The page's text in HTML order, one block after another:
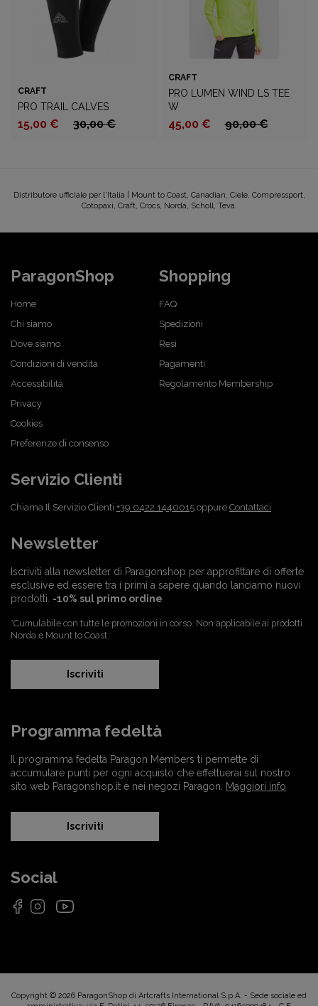
CRAFT
PRO TRAIL CALVES
15,00 € 30,00 €
CRAFT
PRO LUMEN WIND LS TEE
W
45,00 € 90,00 €
Distributore ufficiale per l'Italia | Mount to Coast, Canadian, Ciele, Compressport,
Cotopaxi, Craft, Crocs, Norda, Scholl, Teva.
ParagonShop
Home
Chi siamo
Dove siamo
Condizioni di vendita
Accessibilità
Privacy
Cookies
Preferenze di consenso
Shopping
FAQ
Spedizioni
Resi
Pagamenti
Regolamento Membership
Servizio Clienti
Chiama Il Servizio Clienti +39 0422 1440015 oppure Contattaci
Newsletter
Iscriviti alla newsletter di Paragonshop per approfittare di offerte
esclusive ed essere tra i primi a sapere quando lanciamo nuovi
prodotti. -10% sul primo ordine
*Cumulabile con tutte le promozioni in corso. Non applicabile ai prodotti
Norda e Mount to Coast.
Iscriviti
Programma fedeltà
Il programma fedeltà Paragon Members ti permette di
accumulare punti per ogni acquisto che effettuerai sul nostro
sito web Paragonshop.it e nei negozi Paragon.
Maggiori info
Iscriviti
Social
Copyright © 2026 ParagonShop di Artcrafts International S.p.A. - Sede sociale ed